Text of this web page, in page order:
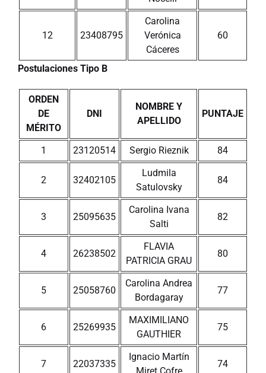
12 23408795
Carolina
Verónica
Cáceres
60
Postulaciones Tipo B
ORDEN
DE
MÉRITO
DNI
NOMBRE Y
APELLIDO
PUNTAJE
1 23120514 Sergio Rieznik 84
2 32402105
Ludmila
Satulovsky
84
3 25095635
Carolina Ivana
Salti
82
4 26238502
FLAVIA
PATRICIA GRAU
80
5 25058760
Carolina Andrea
Bordagaray
77
6 25269935
MAXIMILIANO
GAUTHIER
75
7 22037335
Ignacio Martín
74